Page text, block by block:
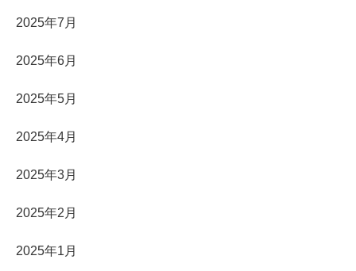
2025年7月
2025年6月
2025年5月
2025年4月
2025年3月
2025年2月
2025年1月